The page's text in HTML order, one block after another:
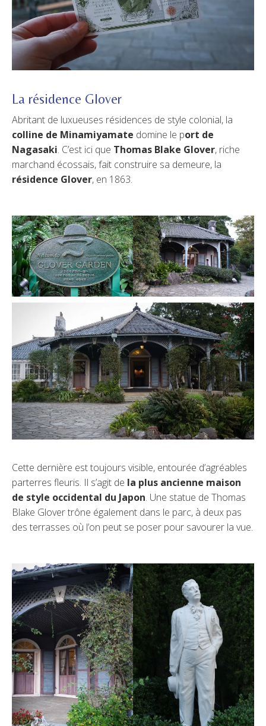
La résidence Glover
Abritant de luxueuses résidences de style colonial, la
colline de Minamiyamate domine le port de
Nagasaki. C’est ici que Thomas Blake Glover, riche
marchand écossais, fait construire sa demeure, la
résidence Glover, en 1863.
Cette dernière est toujours visible, entourée d’agréables
parterres fleuris. Il s’agit de la plus ancienne maison
de style occidental du Japon. Une statue de Thomas
Blake Glover trône également dans le parc, à deux pas
des terrasses où l’on peut se poser pour savourer la vue.